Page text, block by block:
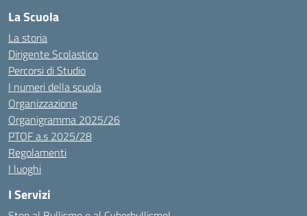
La Scuola
La storia
Dirigente Scolastico
Percorsi di Studio
I numeri della scuola
Organizzazione
Organigramma 2025/26
PTOF a.s 2025/28
Regolamenti
I luoghi
I Servizi